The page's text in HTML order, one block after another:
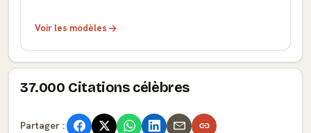
Voir les modèles
37.000 Citations célèbres
Partager :